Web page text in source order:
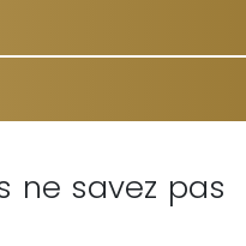
ne savez pas